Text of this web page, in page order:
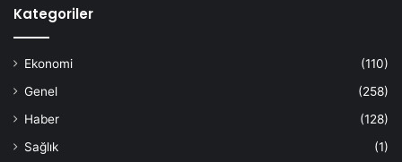
Kategoriler
Ekonomi
(110)
Genel
(258)
Haber
(128)
Sağlık
(1)